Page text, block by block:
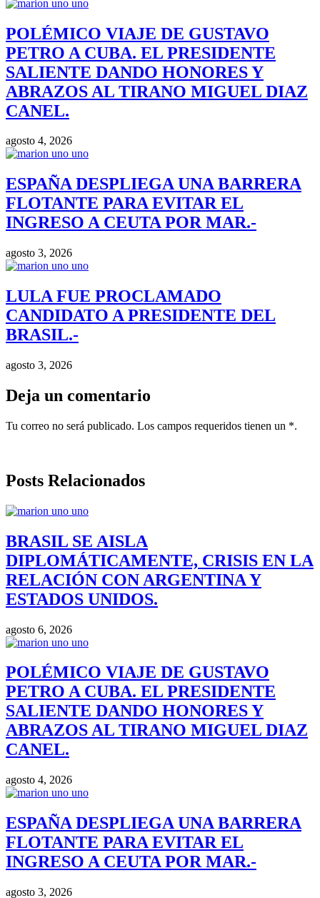
POLÉMICO VIAJE DE GUSTAVO
PETRO A CUBA. EL PRESIDENTE
SALIENTE DANDO HONORES Y
ABRAZOS AL TIRANO MIGUEL DIAZ
CANEL.
agosto 4, 2026
ESPAÑA DESPLIEGA UNA BARRERA
FLOTANTE PARA EVITAR EL
INGRESO A CEUTA POR MAR.-
agosto 3, 2026
LULA FUE PROCLAMADO
CANDIDATO A PRESIDENTE DEL
BRASIL.-
agosto 3, 2026
Deja un comentario
Tu correo no será publicado. Los campos requeridos tienen un *.
Posts Relacionados
BRASIL SE AISLA
DIPLOMÁTICAMENTE, CRISIS EN LA
RELACIÓN CON ARGENTINA Y
ESTADOS UNIDOS.
agosto 6, 2026
POLÉMICO VIAJE DE GUSTAVO
PETRO A CUBA. EL PRESIDENTE
SALIENTE DANDO HONORES Y
ABRAZOS AL TIRANO MIGUEL DIAZ
CANEL.
agosto 4, 2026
ESPAÑA DESPLIEGA UNA BARRERA
FLOTANTE PARA EVITAR EL
INGRESO A CEUTA POR MAR.-
agosto 3, 2026